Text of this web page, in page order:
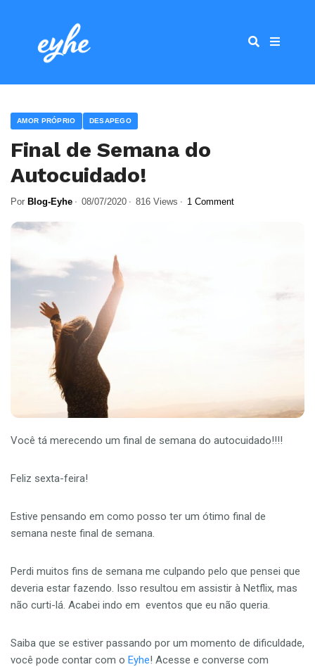
AMOR PRÓPRIO DESAPEGO
Final de Semana do
Autocuidado!
Por Blog-Eyhe 08/07/2020 816 Views 1 Comment
Você tá merecendo um final de semana do autocuidado!!!!
Feliz sexta-feira!
Estive pensando em como posso ter um ótimo final de
semana neste final de semana.
Perdi muitos fins de semana me culpando pelo que pensei que
deveria estar fazendo. Isso resultou em assistir à Netflix, mas
não curti-lá. Acabei indo em eventos que eu não queria.
Saiba que se estiver passando por um momento de dificuldade,
você pode contar com o Eyhe! Acesse e converse com